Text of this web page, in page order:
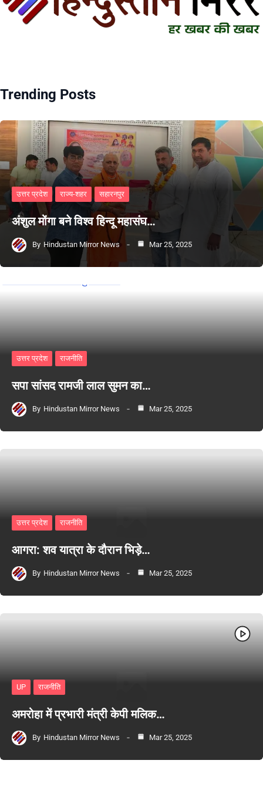
Trending Posts
उत्तर प्रदेश राज्य-शहर सहारनपुर
अंशुल मोंगा बने विश्व हिन्दू महासंघ…
By Hindustan Mirror News Mar 25, 2025
उत्तर प्रदेश राजनीति
सपा सांसद रामजी लाल सुमन का…
By Hindustan Mirror News Mar 25, 2025
उत्तर प्रदेश राजनीति
आगरा: शव यात्रा के दौरान भिड़े…
By Hindustan Mirror News Mar 25, 2025
UP राजनीति
अमरोहा में प्रभारी मंत्री केपी मलिक…
By Hindustan Mirror News Mar 25, 2025